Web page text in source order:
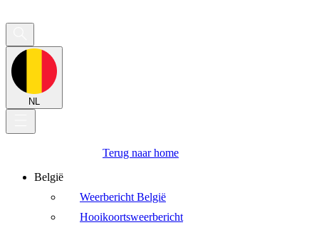
NL
Terug naar home
België
Weerbericht België
Hooikoortsweerbericht